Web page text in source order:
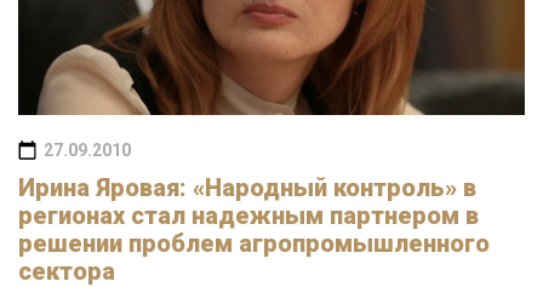
27.09.2010
Ирина Яровая: «Народный контроль» в
регионах стал надежным партнером в
решении проблем агропромышленного
сектора